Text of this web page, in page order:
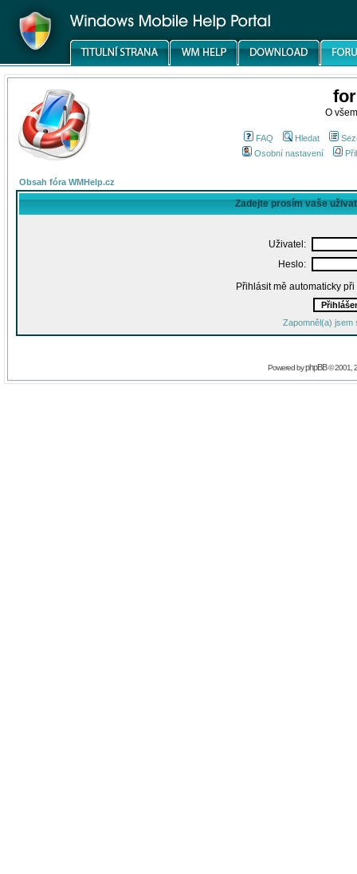
O
FAQ Hledat
Osobní nastavení
Obsah fóra WMHelp.cz
Zadejte prosím vaše
Uživatel:
Heslo:
Přihlásit mě automaticky
Zapomněl(a) jsem
Powered byphpBB© 2001,